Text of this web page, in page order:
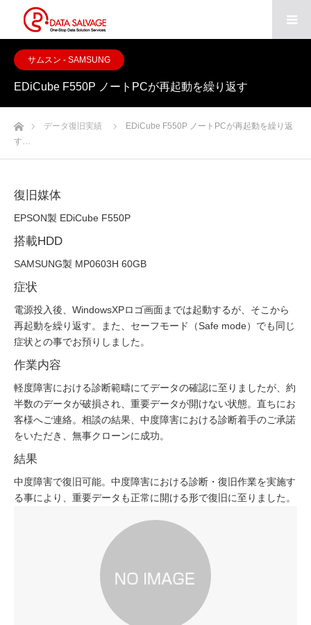
サムスン - SAMSUNG
EDiCube F550P ノートPCが再起動を繰り返す
ホームデータ復旧実績
EDiCube F550P ノートPCが再起動を繰り返
す…
復旧媒体
EPSON製 EDiCube F550P
搭載HDD
SAMSUNG製 MP0603H 60GB
症状
電源投入後、WindowsXPロゴ画面までは起動するが、そこから
再起動を繰り返す。また、セーフモード（Safe mode）でも同じ
症状との事でお預りしました。
作業内容
軽度障害における診断範疇にてデータの確認に至りましたが、約
半数のデータが破損され、重要データが開けない状態。直ちにお
客様へご連絡。相談の結果、中度障害における診断着手のご承諾
をいただき、無事クローンに成功。
結果
中度障害で復旧可能。中度障害における診断・復旧作業を実施す
る事により、重要データも正常に開ける形で復旧に至りました。